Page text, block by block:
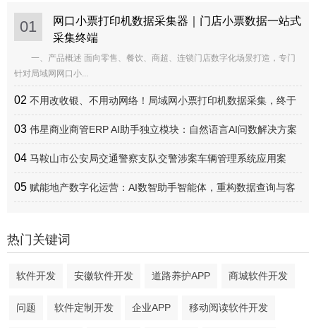
01
网口小票打印机数据采集器｜门店小票数据一站式
采集终端
一、产品概述 面向零售、餐饮、商超、连锁门店数字化场景打造，专门
针对局域网网口小...
02 不用改收银、不用动网络！局域网小票打印机数据采集，终于
实现轻量化全覆盖
03 伟星商业商管ERP AI助手独立模块：自然语言AI问数解决方案
04 马鞍山市公安局交通警察支队交警涉案车辆管理系统应用案
例：全流程线上化闭环管理 提升涉案车辆处置效率
05 赋能地产数字化运营：AI数智助手智能体，重构数据查询与客
热门关键词
软件开发 安徽软件开发 道路养护APP 商城软件开发
问题 软件定制开发 企业APP 移动阅读软件开发